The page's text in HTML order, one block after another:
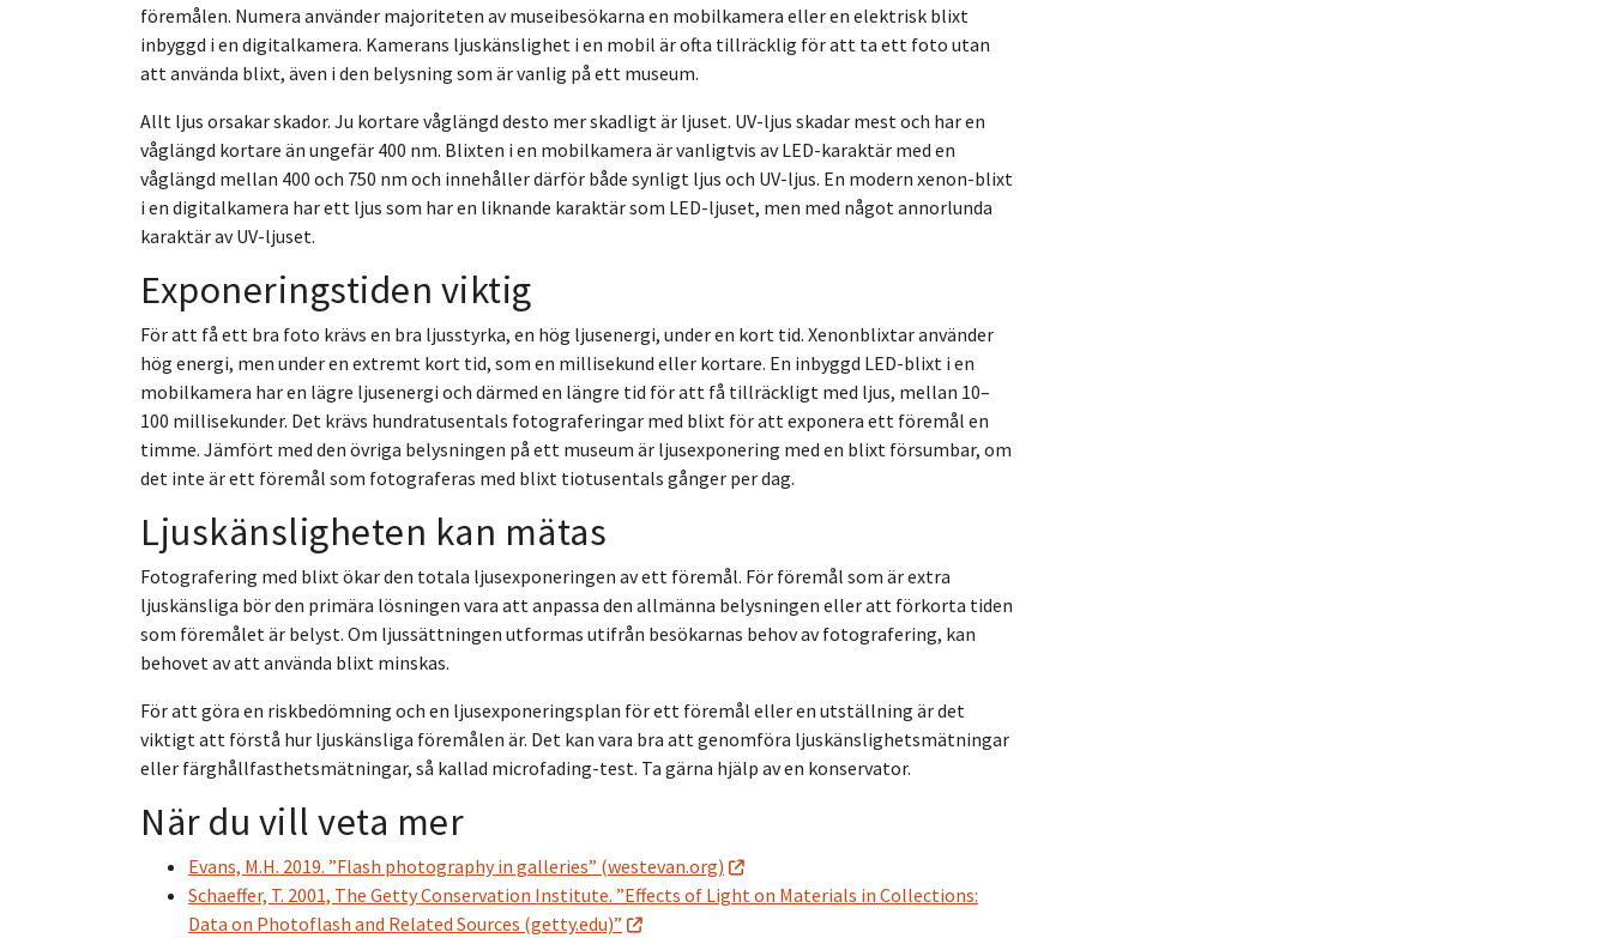
föremålen. Numera använder majoriteten av museibesökarna en mobilkamera eller en elektrisk blixt
inbyggd i en digitalkamera. Kamerans ljuskänslighet i en mobil är ofta tillräcklig för att ta ett foto utan
att använda blixt, även i den belysning som är vanlig på ett museum.
Allt ljus orsakar skador. Ju kortare våglängd desto mer skadligt är ljuset. UV-ljus skadar mest och har en
våglängd kortare än ungefär 400 nm. Blixten i en mobilkamera är vanligtvis av LED-karaktär med en
våglängd mellan 400 och 750 nm och innehåller därför både synligt ljus och UV-ljus. En modern xenon-blixt
i en digitalkamera har ett ljus som har en liknande karaktär som LED-ljuset, men med något annorlunda
karaktär av UV-ljuset.
Exponeringstiden viktig
För att få ett bra foto krävs en bra ljusstyrka, en hög ljusenergi, under en kort tid. Xenonblixtar använder
hög energi, men under en extremt kort tid, som en millisekund eller kortare. En inbyggd LED-blixt i en
mobilkamera har en lägre ljusenergi och därmed en längre tid för att få tillräckligt med ljus, mellan 10–
100 millisekunder. Det krävs hundratusentals fotograferingar med blixt för att exponera ett föremål en
timme. Jämfört med den övriga belysningen på ett museum är ljusexponering med en blixt försumbar, om
det inte är ett föremål som fotograferas med blixt tiotusentals gånger per dag.
Ljuskänsligheten kan mätas
Fotografering med blixt ökar den totala ljusexponeringen av ett föremål. För föremål som är extra
ljuskänsliga bör den primära lösningen vara att anpassa den allmänna belysningen eller att förkorta tiden
som föremålet är belyst. Om ljussättningen utformas utifrån besökarnas behov av fotografering, kan
behovet av att använda blixt minskas.
För att göra en riskbedömning och en ljusexponeringsplan för ett föremål eller en utställning är det
viktigt att förstå hur ljuskänsliga föremålen är. Det kan vara bra att genomföra ljuskänslighetsmätningar
eller färghållfasthetsmätningar, så kallad microfading-test. Ta gärna hjälp av en konservator.
När du vill veta mer
Evans, M.H. 2019. ”Flash photography in galleries” (westevan.org)
Schaeffer, T. 2001, The Getty Conservation Institute. ”Effects of Light on Materials in Collections:
Data on Photoflash and Related Sources (getty.edu)”